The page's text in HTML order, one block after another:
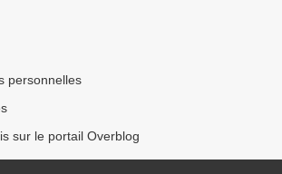
personnelles
sur le portail Overblog